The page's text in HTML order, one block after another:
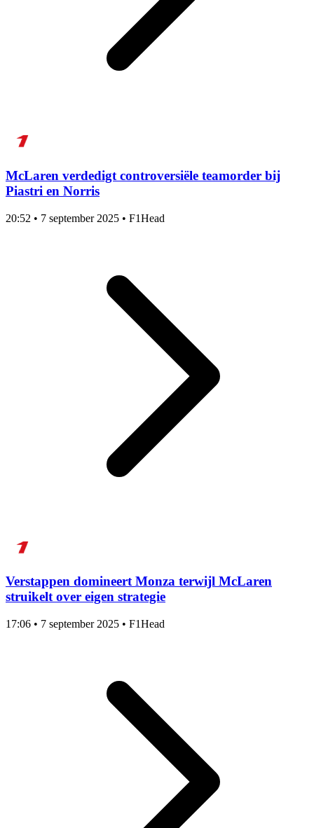
McLaren verdedigt controversiële teamorder bij
Piastri en Norris
20:52 • 7 september 2025 • F1Head
Verstappen domineert Monza terwijl McLaren
struikelt over eigen strategie
17:06 • 7 september 2025 • F1Head